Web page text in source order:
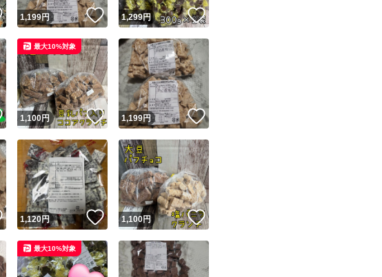
取引実績
取引実績◯+ このユーザーはYahoo!フリマの取引を完了させた実績があります
他フリマ実績◯+ このユーザーは他フリマサービスでの取引実績があります
スピード&安心発送
※このバッジは実績に基づく表示であり、発送を保証しているものではありません
スピード＆安心発送
このユーザーは高頻度で24時間以内＆設定した発送日数内に発送してい
ます
スピード発送 このユーザーは高頻度で24時間以内に発送しています
商品画像の無断転載は禁止されています
コピーは1商品につき1回です
出品ページへ
キャンセル
いいね！
1,199円 いいね！
1,299円 いいね！
いいね！
1,100円 いいね！
最大10%対象
1,199円 いいね！
いいね！
1,120円 いいね！
1,100円 いいね！
最大10%対象